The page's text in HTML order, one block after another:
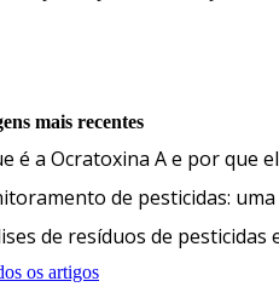
mais recentes
é a Ocratoxina A e por que
de pesticidas:
de resíduos de
os artigos